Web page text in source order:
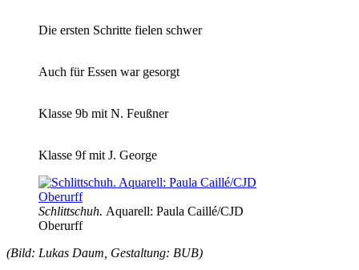
Die ersten Schritte fielen schwer
Auch für Essen war gesorgt
Klasse 9b mit N. Feußner
Klasse 9f mit J. George
Schlittschuh. Aquarell: Paula Caillé/CJD
Oberurff
(Bild: Lukas Daum, Gestaltung: BUB)